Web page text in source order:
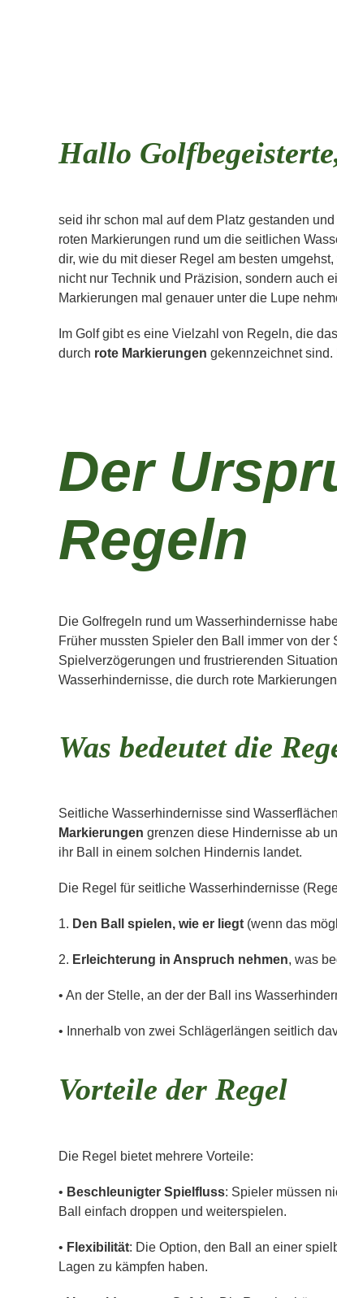
Hallo
seid ihr schon mal auf dem Platz gestanden
roten Markierungen rund um die seitlichen
dir, wie du mit dieser Regel am besten
nicht nur Technik und Präzision, sondern auch
Markierungen mal genauer unter die Lupe
Im Golf gibt es eine Vielzahl von Regeln, die
durch rote Markierungen gekennzeichnet sind.
Der
Regeln
Die Golfregeln rund um Wasserhindernisse
Früher mussten Spieler den Ball immer von
Spielverzögerungen und frustrierenden
Wasserhindernisse, die durch rote
Was bedeutet die
Seitliche Wasserhindernisse sind
Markierungen grenzen diese Hindernisse ab
ihr Ball in einem solchen Hindernis landet.
Die Regel für seitliche Wasserhindernisse
1. Den Ball spielen, wie er liegt (wenn das
2. Erleichterung in Anspruch nehmen, was
• An der Stelle, an der der Ball ins
• Innerhalb von zwei Schlägerlängen seitlich
Vorteile der Regel
Die Regel bietet mehrere Vorteile:
• Beschleunigter Spielfluss: Spieler müssen
Ball einfach droppen und weiterspielen.
• Flexibilität: Die Option, den Ball an einer
Lagen zu kämpfen haben.